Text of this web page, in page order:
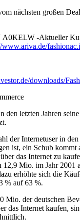
nächsten großen
A0KELW -Aktueller
www.ariva.de/
downloads/
den letzten Jahren seine
der Internetuser in den
ist, ein Schub kommt
das Internet zu
12,9 Mio. im Jahr 2001
erhöhte sich die
% auf 63 %.
Mio. der deutschen
das Internet kaufen,